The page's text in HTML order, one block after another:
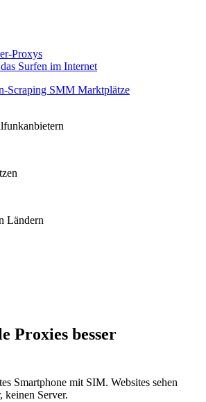
Proxys
Surfen im Internet
Scraping SMM Marktplätze
Ländern
Proxies besser
Smartphone mit SIM. Websites sehen
keinen Server.